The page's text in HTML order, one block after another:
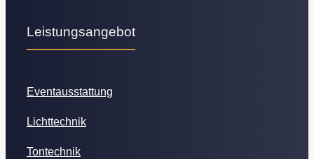
Leistungsangebot
Eventausstattung
Lichttechnik
Tontechnik